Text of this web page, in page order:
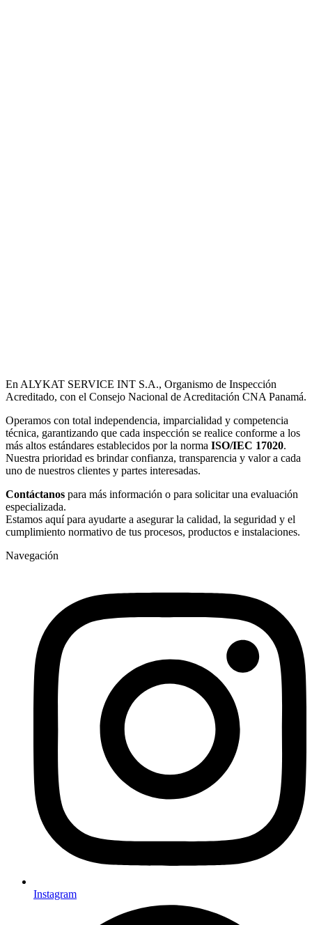
En ALYKAT SERVICE INT S.A., Organismo de Inspección
Acreditado, con el Consejo Nacional de Acreditación CNA Panamá.
Operamos con total independencia, imparcialidad y competencia
técnica, garantizando que cada inspección se realice conforme a los
más altos estándares establecidos por la norma ISO/IEC 17020.
Nuestra prioridad es brindar confianza, transparencia y valor a cada
uno de nuestros clientes y partes interesadas.
Contáctanos para más información o para solicitar una evaluación
especializada.
Estamos aquí para ayudarte a asegurar la calidad, la seguridad y el
cumplimiento normativo de tus procesos, productos e instalaciones.
Navegación
Instagram